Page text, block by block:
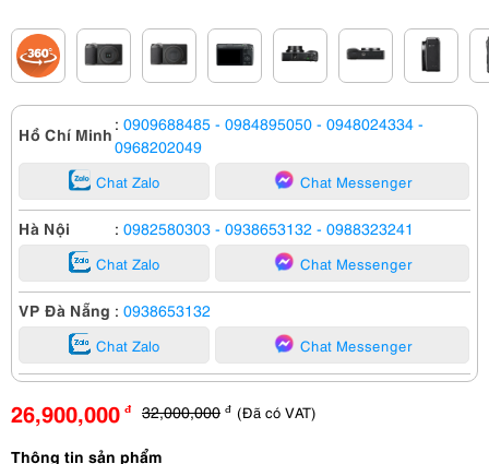
Hồ Chí Minh : 0909688485 - 0984895050 - 0948024334 -
0968202049
Chat Zalo Chat Messenger
Hà Nội : 0982580303 - 0938653132 - 0988323241
Chat Zalo Chat Messenger
VP Đà Nẵng : 0938653132
Chat Zalo Chat Messenger
26,900,000 đ 32,000,000 đ (Đã có VAT)
Thông tin sản phẩm